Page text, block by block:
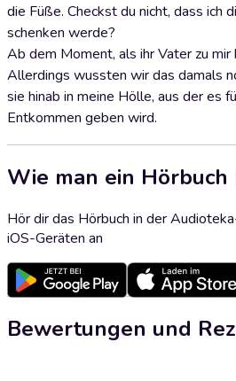
die Füße. Checkst du nicht, dass ich
schenken werde?
Ab dem Moment, als ihr Vater zu mir
Allerdings wussten wir das damals
sie hinab in meine Hölle, aus der es
Entkommen geben wird.
Wie man ein
Hör dir das Hörbuch in der
iOS-Geräten an
Bewertungen und